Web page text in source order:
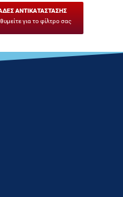
ΑΝΤΙΚΑΤΑΣΤΑΣΗΣ
για το φίλτρο σας